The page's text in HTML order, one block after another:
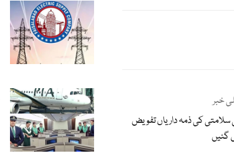
خبر
کی ذمہ داریاں تفویض
گئیں